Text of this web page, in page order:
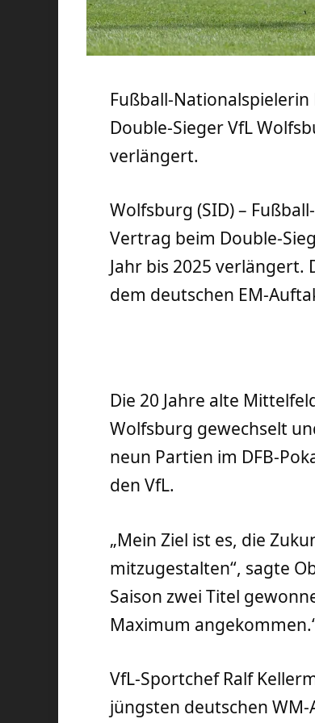
Fußball-
Double-Sieger VfL
verlängert.
Wolfsburg (SID) –
Vertrag beim Double-
Jahr bis 2025 verlängert.
dem deutschen EM-
Die 20 Jahre alte
Wolfsburg gewechselt
neun Partien im DFB-
den VfL.
„Mein Ziel ist es, die
mitzugestalten“, sagte
Saison zwei Titel
Maximum
VfL-Sportchef Ralf
jüngsten deutschen